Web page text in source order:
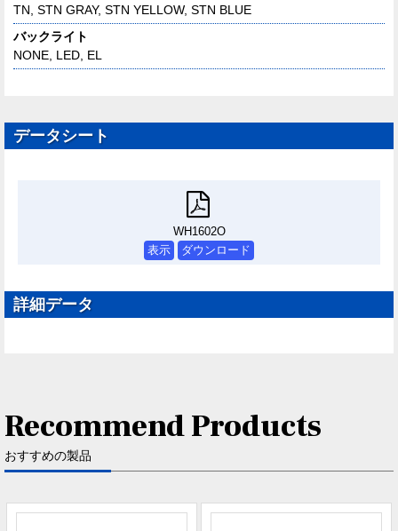
TN, STN GRAY, STN YELLOW, STN BLUE
バックライト
NONE, LED, EL
データシート
WH1602O
表示
ダウンロード
詳細データ
Recommend Products
おすすめの製品